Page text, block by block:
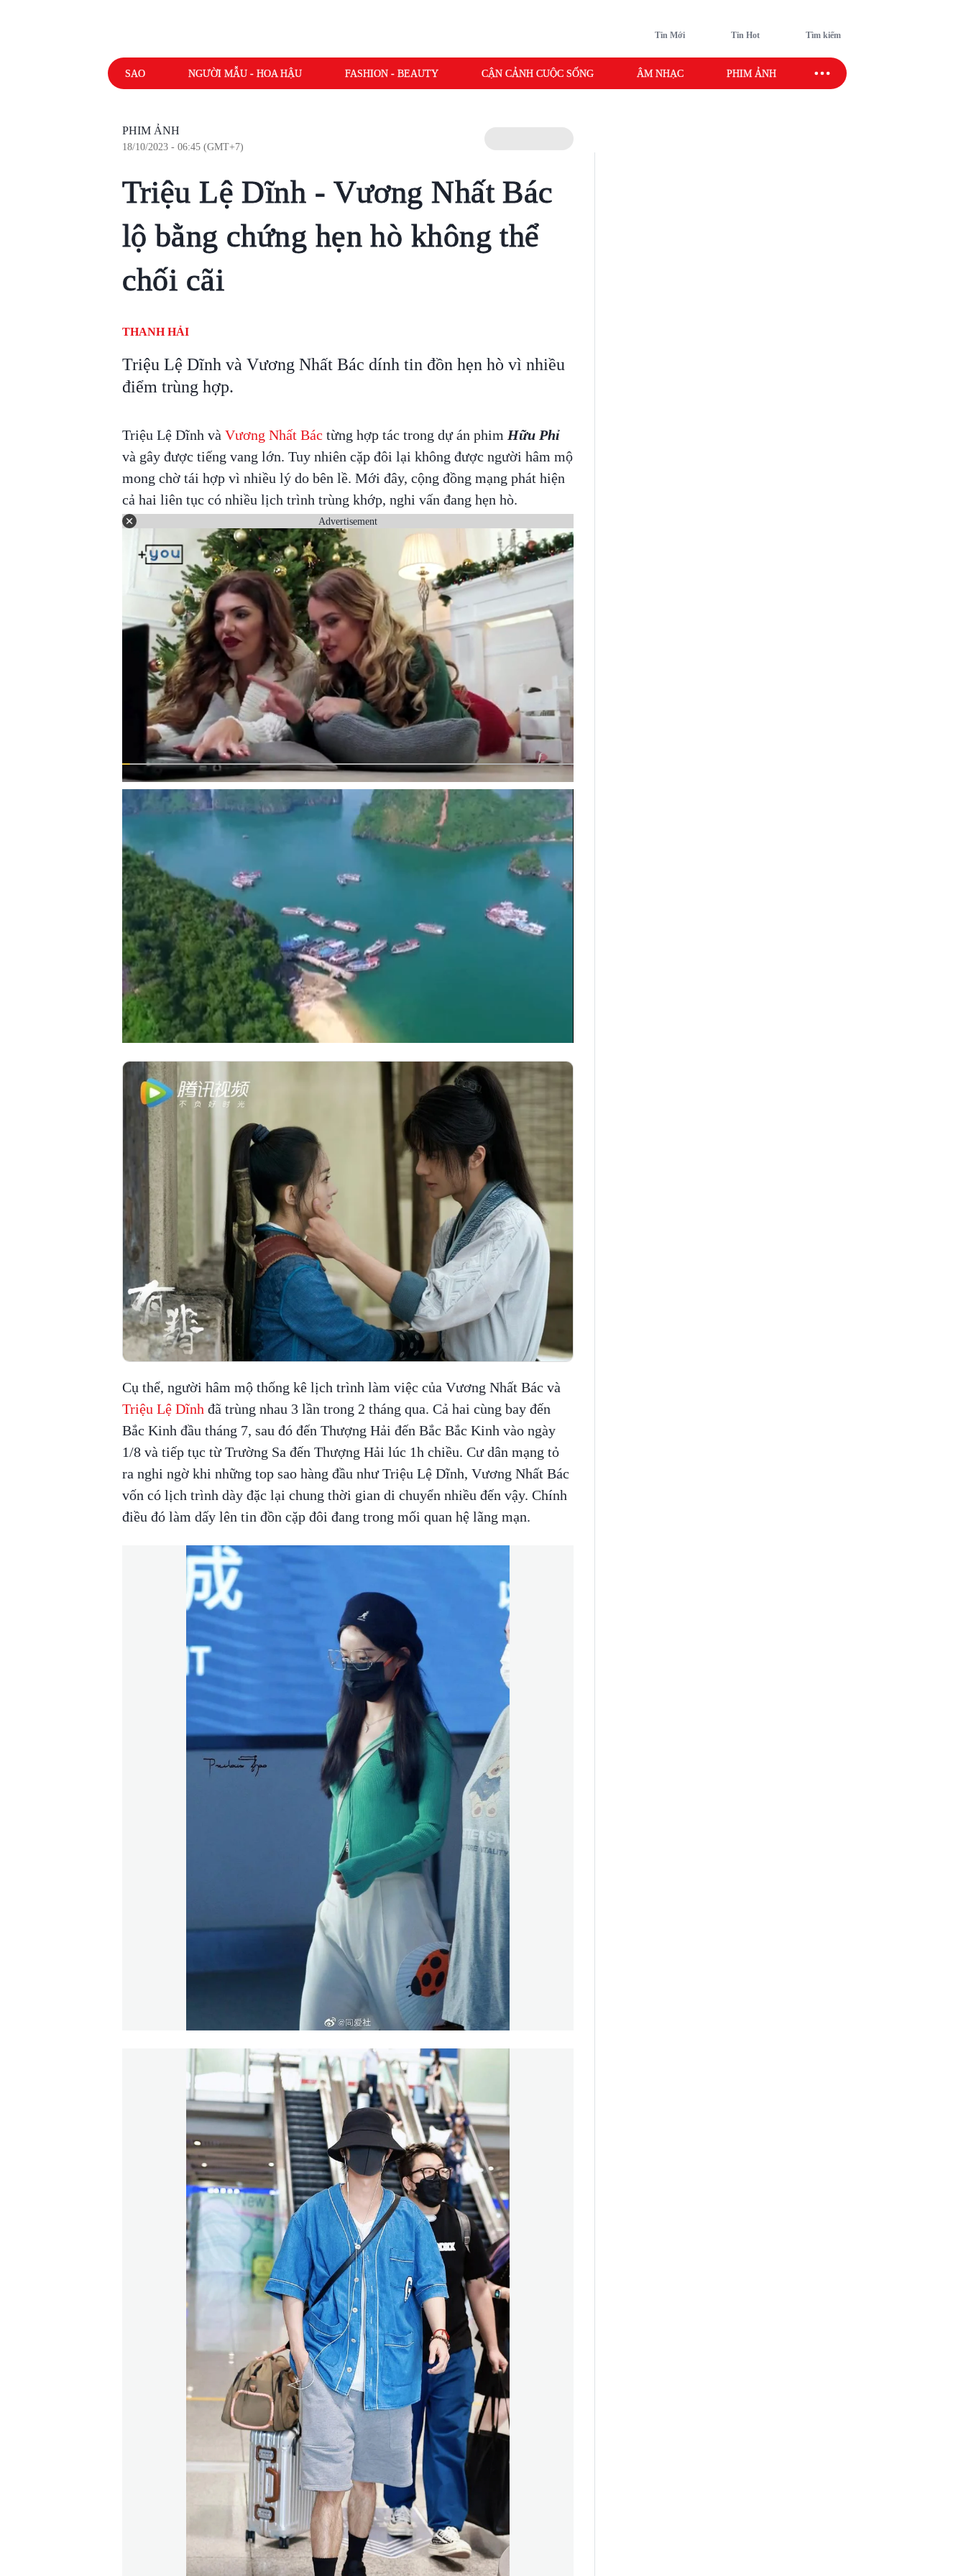
Tin Mới Tin Hot Tìm kiếm
SAO NGƯỜI MẪU - HOA HẬU FASHION - BEAUTY CẬN CẢNH CUỘC SỐNG ÂM NHẠC PHIM ẢNH SAO SPORT
PHIM ẢNH
18/10/2023 - 06:45 (GMT+7)
Triệu Lệ Dĩnh - Vương Nhất Bác
lộ bằng chứng hẹn hò không thể
chối cãi
THANH HẢI
Triệu Lệ Dĩnh và Vương Nhất Bác dính tin đồn hẹn hò vì nhiều
điểm trùng hợp.
Triệu Lệ Dĩnh và Vương Nhất Bác từng hợp tác trong dự án phim Hữu Phỉ
và gây được tiếng vang lớn. Tuy nhiên cặp đôi lại không được người hâm mộ
mong chờ tái hợp vì nhiều lý do bên lề. Mới đây, cộng đồng mạng phát hiện
cả hai liên tục có nhiều lịch trình trùng khớp, nghi vấn đang hẹn hò.
Advertisement
Cụ thể, người hâm mộ thống kê lịch trình làm việc của Vương Nhất Bác và
Triệu Lệ Dĩnh đã trùng nhau 3 lần trong 2 tháng qua. Cả hai cùng bay đến
Bắc Kinh đầu tháng 7, sau đó đến Thượng Hải đến Bắc Bắc Kinh vào ngày
1/8 và tiếp tục từ Trường Sa đến Thượng Hải lúc 1h chiều. Cư dân mạng tỏ
ra nghi ngờ khi những top sao hàng đầu như Triệu Lệ Dĩnh, Vương Nhất Bác
vốn có lịch trình dày đặc lại chung thời gian di chuyển nhiều đến vậy. Chính
điều đó làm dấy lên tin đồn cặp đôi đang trong mối quan hệ lãng mạn.